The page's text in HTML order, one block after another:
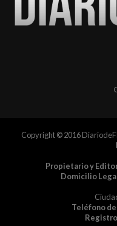
Copyright © 2016
Propietario y
Domicilio
Teléfono